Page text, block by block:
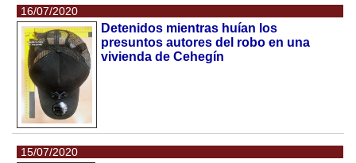
16/07/2020
Detenidos mientras huían los
presuntos autores del robo en una
vivienda de Cehegín
15/07/2020